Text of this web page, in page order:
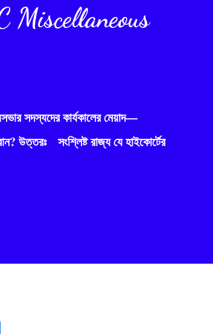
সদস্যদের কার্যকালের মেয়াদ—
উত্তরঃ সংশ্লিষ্ট রাজ্য যে হাইকোর্টের